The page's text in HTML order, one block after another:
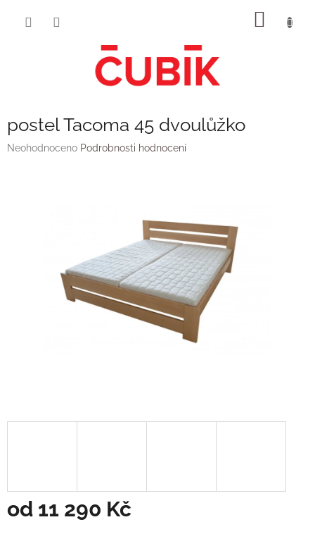
postel Tacoma 45 dvoulůžko
Průměrné
Neohodnoceno Podrobnosti hodnocení
od 11 290 Kč